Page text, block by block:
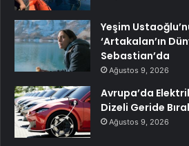
Yeşim
‘Artakalan’ın
Sebastian’da
Ağustos 9, 2026
Avrupa’da
Dizeli Geride
Ağustos 9, 2026